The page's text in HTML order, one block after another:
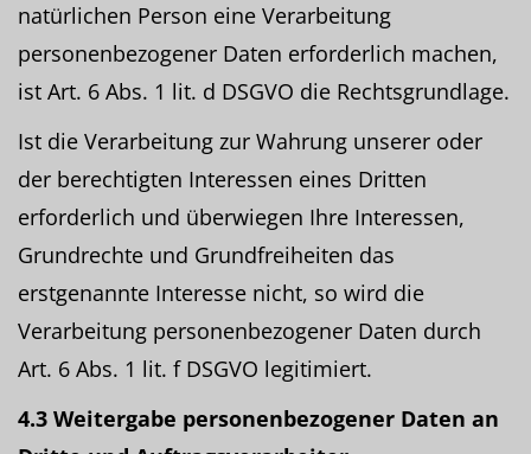
natürlichen Person eine Verarbeitung
personenbezogener Daten erforderlich machen,
ist Art. 6 Abs. 1 lit. d DSGVO die Rechtsgrundlage.
Ist die Verarbeitung zur Wahrung unserer oder
der berechtigten Interessen eines Dritten
erforderlich und überwiegen Ihre Interessen,
Grundrechte und Grundfreiheiten das
erstgenannte Interesse nicht, so wird die
Verarbeitung personenbezogener Daten durch
Art. 6 Abs. 1 lit. f DSGVO legitimiert.
4.3 Weitergabe personenbezogener Daten an